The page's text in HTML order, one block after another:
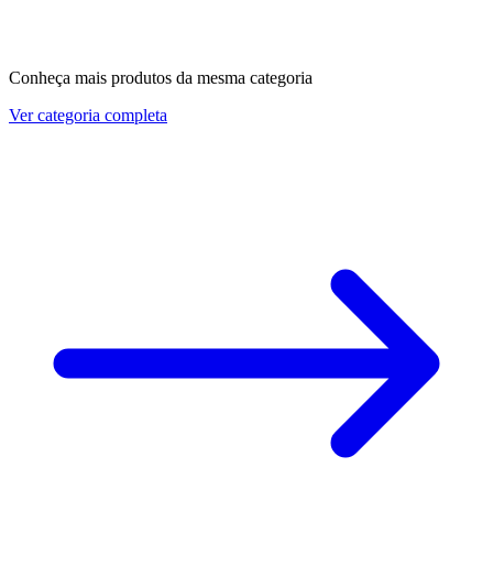
Conheça mais produtos da mesma categoria
Ver categoria completa